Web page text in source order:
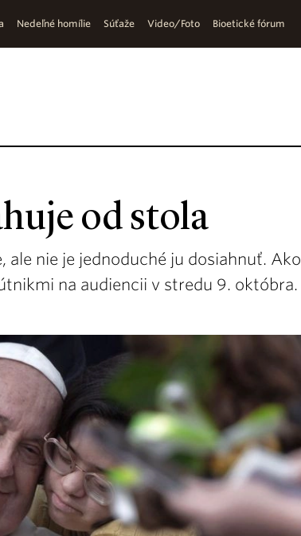
Nedeľné homílie Súťaže Video/Foto Bioetické fórum
od stola
nie je jednoduché ju dosiahnuť. Ako
na audiencii v stredu 9. októbra.